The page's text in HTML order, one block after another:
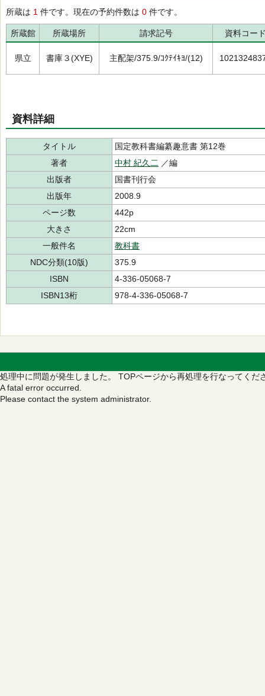
所蔵は 1 件です。現在の予約件数は 0 件です。
所蔵館 所蔵場所 請求記号 資料コー
県立 書庫３(XYE) 主配架/375.9/ｺｸﾃｲｷﾖ/(12)
資料詳細
タイトル
国定教科書編纂趣意書 第12巻
著者
中村 紀久二 ／編
出版者
国書刊行会
出版年
2008.9
ページ数
442p
大きさ
22cm
一般件名
教科書
NDC分類(10版)
375.9
ISBN
4-336-05068-7
ISBN13桁
978-4-336-05068-7
処理中に問題が発生しました。 TOPページから再処理を行なってくだ
A fatal error occurred.
Please contact the system administrator.